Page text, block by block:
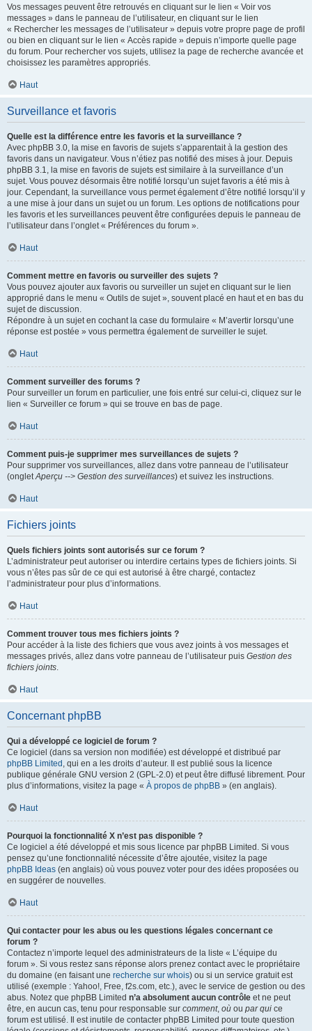
Vos messages peuvent être retrouvés en cliquant sur le lien « Voir vos
messages » dans le panneau de l’utilisateur, en cliquant sur le lien
« Rechercher les messages de l’utilisateur » depuis votre propre page de profil
ou bien en cliquant sur le lien « Accès rapide » depuis n’importe quelle page
du forum. Pour rechercher vos sujets, utilisez la page de recherche avancée et
choisissez les paramètres appropriés.
Haut
Surveillance et favoris
Quelle est la différence entre les favoris et la surveillance ?
Avec phpBB 3.0, la mise en favoris de sujets s’apparentait à la gestion des
favoris dans un navigateur. Vous n’étiez pas notifié des mises à jour. Depuis
phpBB 3.1, la mise en favoris de sujets est similaire à la surveillance d’un
sujet. Vous pouvez désormais être notifié lorsqu’un sujet favoris a été mis à
jour. Cependant, la surveillance vous permet également d’être notifié lorsqu’il y
a une mise à jour dans un sujet ou un forum. Les options de notifications pour
les favoris et les surveillances peuvent être configurées depuis le panneau de
l’utilisateur dans l’onglet « Préférences du forum ».
Haut
Comment mettre en favoris ou surveiller des sujets ?
Vous pouvez ajouter aux favoris ou surveiller un sujet en cliquant sur le lien
approprié dans le menu « Outils de sujet », souvent placé en haut et en bas du
sujet de discussion.
Répondre à un sujet en cochant la case du formulaire « M’avertir lorsqu’une
réponse est postée » vous permettra également de surveiller le sujet.
Haut
Comment surveiller des forums ?
Pour surveiller un forum en particulier, une fois entré sur celui-ci, cliquez sur le
lien « Surveiller ce forum » qui se trouve en bas de page.
Haut
Comment puis-je supprimer mes surveillances de sujets ?
Pour supprimer vos surveillances, allez dans votre panneau de l’utilisateur
(ongletAperçu --> Gestion des surveillances) et suivez les instructions.
Haut
Fichiers joints
Quels fichiers joints sont autorisés sur ce forum ?
L’administrateur peut autoriser ou interdire certains types de fichiers joints. Si
vous n’êtes pas sûr de ce qui est autorisé à être chargé, contactez
l’administrateur pour plus d’informations.
Haut
Comment trouver tous mes fichiers joints ?
Pour accéder à la liste des fichiers que vous avez joints à vos messages et
messages privés, allez dans votre panneau de l’utilisateur puis Gestion des
fichiers joints.
Haut
Concernant phpBB
Qui a développé ce logiciel de forum ?
Ce logiciel (dans sa version non modifiée) est développé et distribué par
phpBB Limited , qui en a les droits d’auteur. Il est publié sous la licence
publique générale GNU version 2 (GPL-2.0) et peut être diffusé librement. Pour
plus d’informations, visitez la page « À propos de phpBB » (en anglais).
Haut
Pourquoi la fonctionnalité X n’est pas disponible ?
Ce logiciel a été développé et mis sous licence par phpBB Limited. Si vous
pensez qu’une fonctionnalité nécessite d’être ajoutée, visitez la page
phpBB Ideas (en anglais) où vous pouvez voter pour des idées proposées ou
en suggérer de nouvelles.
Haut
Qui contacter pour les abus ou les questions légales concernant ce
forum ?
Contactez n’importe lequel des administrateurs de la liste « L’équipe du
forum ». Si vous restez sans réponse alors prenez contact avec le propriétaire
du domaine (en faisant une recherche sur whois) ou si un service gratuit est
utilisé (exemple : Yahoo!, Free, f2s.com, etc.), avec le service de gestion ou des
abus. Notez que phpBB Limited n’a absolument aucun contrôle et ne peut
être, en aucun cas, tenu pour responsable sur comment, où ou par qui ce
forum est utilisé. Il est inutile de contacter phpBB Limited pour toute question